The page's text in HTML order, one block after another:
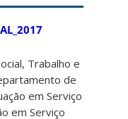
Trabalho e
de
em Serviço
em Serviço